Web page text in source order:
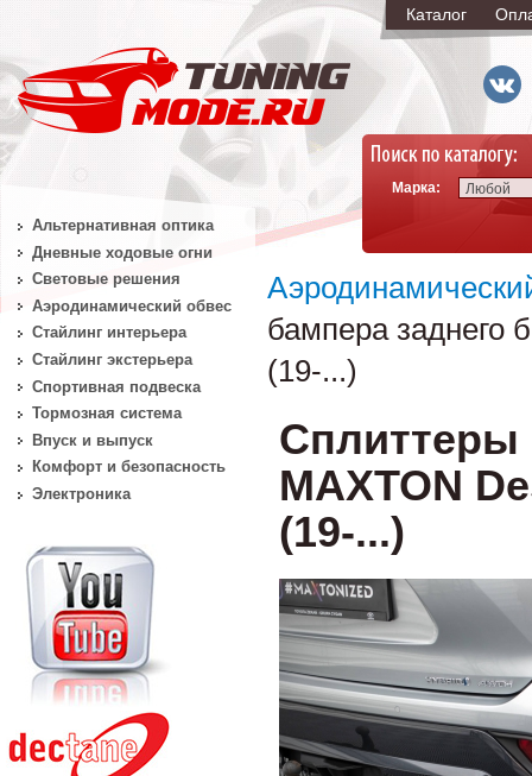
Каталог
Марка: Любой
бампера заднего
(19-...)
Сплиттеры
MAXTON
(19-...)
Альтернативная оптика
Дневные ходовые огни
Световые решения
Аэродинамический обвес
Стайлинг интерьера
Стайлинг экстерьера
Спортивная подвеска
Тормозная система
Впуск и выпуск
Комфорт и безопасность
Электроника